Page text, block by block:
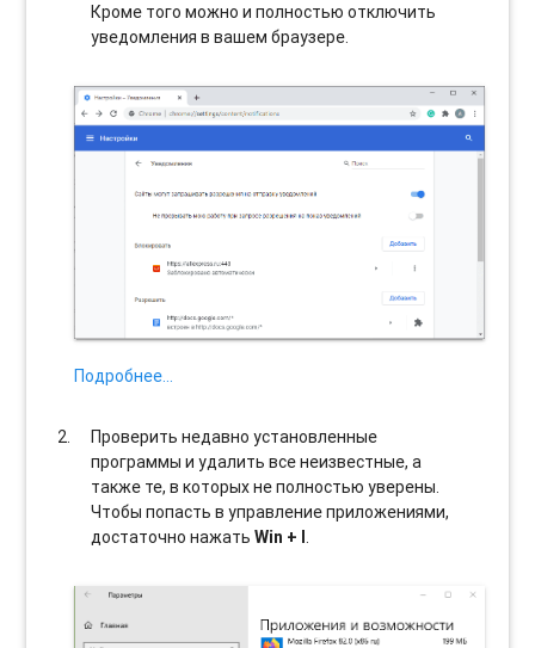
Кроме того можно и полностью отключить
уведомления в вашем браузере.
Подробнее…
Проверить недавно установленные
программы и удалить все неизвестные, а
также те, в которых не полностью уверены.
Чтобы попасть в управление приложениями,
достаточно нажатьWin + I.